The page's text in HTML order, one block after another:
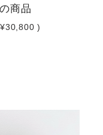
商品
¥30,800 )